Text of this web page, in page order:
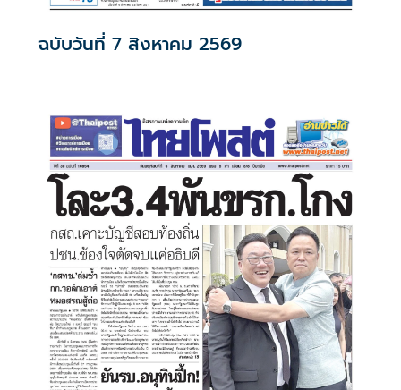
ฉบับวันที่ 7 สิงหาคม 2569